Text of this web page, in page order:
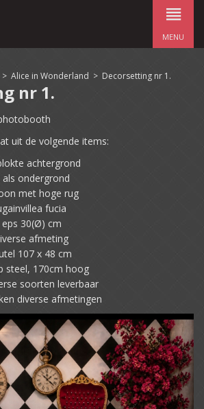
MENU
> Alice in Wonderland > Decorsetting nr 1.
nr 1.
uit de volgende items:
achtergrond
ondergrond
met hoge rug
fucia
30(Ø) cm
afmeting
107 x 48 cm
steel, 170cm hoog
soorten leverbaar
diverse afmetingen